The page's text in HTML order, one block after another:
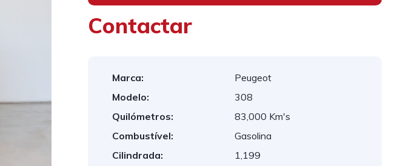
Contactar
Marca:
Peugeot
Modelo:
308
Quilómetros:
83,000 Km's
Combustível:
Gasolina
Cilindrada:
1,199